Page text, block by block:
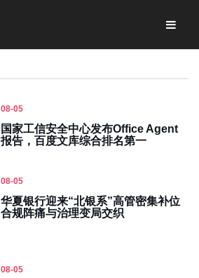
08-05
国家工信安全中心发布Office Agent
报告，百度文库综合排名第一
08-05
华夏银行迎来“北银系”高管密集补位
合规阵痛与治理变局交织
08-05